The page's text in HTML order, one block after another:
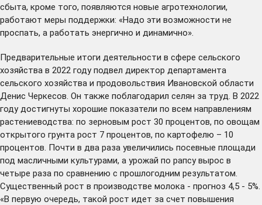
сбыта, кроме того, появляются новые агротехнологии,
работают меры поддержки: «Надо эти возможности не
проспать, а работать энергично и динамично».
Предварительные итоги деятельности в сфере сельского
хозяйства в 2022 году подвел директор департамента
сельского хозяйства и продовольствия Ивановской области
Денис Черкесов. Он также поблагодарил селян за труд. В 2022
году достигнуты хорошие показатели по всем направлениям
растениеводства: по зерновым рост 30 процентов, по овощам
открытого грунта рост 7 процентов, по картофелю – 10
процентов. Почти в два раза увеличились посевные площади
под масличными культурами, а урожай по рапсу вырос в
четыре раза по сравнению с прошлогодним результатом.
Существенный рост в производстве молока - прогноз 4,5 - 5%.
«В первую очередь, такой рост идет за счет повышения